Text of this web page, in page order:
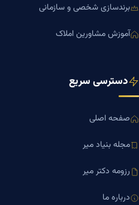
برندسازی شخصی و سازمانی
آموزش مشاورین املاک
دسترسی سریع
صفحه اصلی
مجله بنیاد میر
رزومه دکتر میر
درباره ما